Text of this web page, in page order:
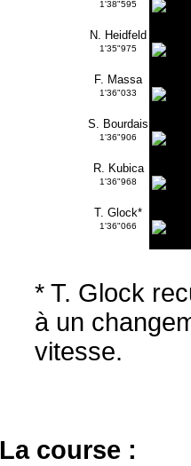
1'38"595
N. Heidfeld
1'35"975
F. Massa
1'36"033
S. Bourdais
1'36"906
R. Kubica
1'36"968
T. Glock*
1'36"066
* T. Glock
à un
vitesse.
La course :